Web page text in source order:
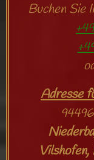
Buchen Sie
Adresse
Vilshofen,